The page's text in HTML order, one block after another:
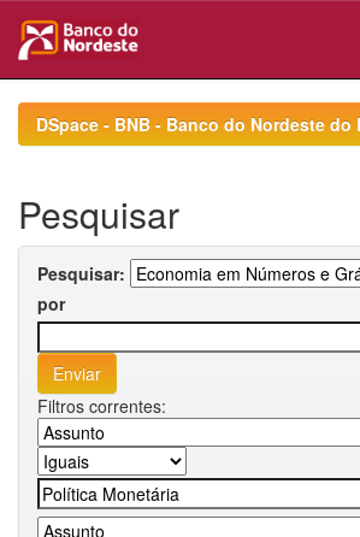
navigationDSpace - BNB - Banco do Nordeste do
Pesquisar
Pesquisar:
por
Filtros correntes: